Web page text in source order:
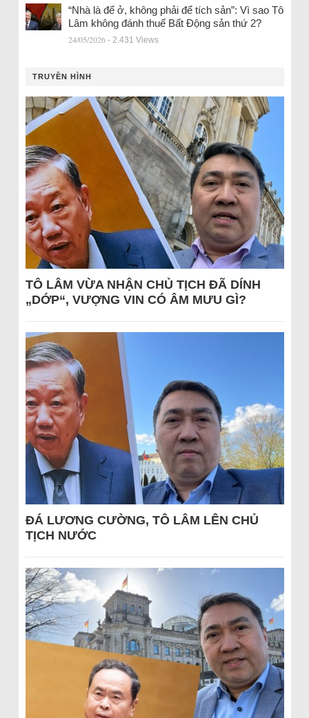
“Nhà là để ở, không phải để tích sản”: Vì sao Tô
Lâm không đánh thuế Bất Động sản thứ 2?
24/05/2026 - 2.431 Views
TRUYỀN HÌNH
TÔ LÂM VỪA NHẬN CHỦ TỊCH ĐÃ DÍNH
„DỚP“, VƯỢNG VIN CÓ ÂM MƯU GÌ?
ĐÁ LƯƠNG CƯỜNG, TÔ LÂM LÊN CHỦ
TỊCH NƯỚC